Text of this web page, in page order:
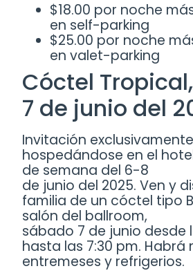
$18.00 por noche
en self-parking
$25.00 por noche
en valet-parking
Cóctel
7 de junio del
Invitación
hospedándose en el
de semana del 6-8
de junio del 2025. Ven y
familia de un cóctel tipo
salón del ballroom,
sábado 7 de junio desde
hasta las 7:30 pm. Habrá
entremeses y refrigerios.